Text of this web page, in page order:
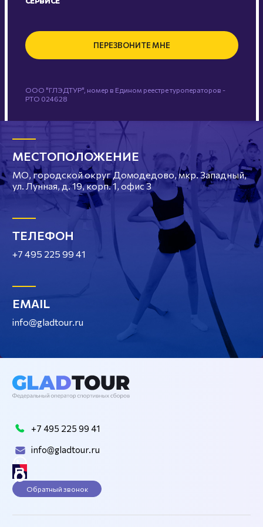
ПЕРЕЗВОНИТЕ МНЕ
ООО "ГЛЭДТУР", номер в Едином реестре туроператоров -
РТО 024628
МЕСТОПОЛОЖЕНИЕ
МО, городской округ Домодедово, мкр. Западный,
ул. Лунная, д. 19, корп. 1, офис 3
ТЕЛЕФОН
+7 495 225 99 41
EMAIL
info@gladtour.ru
+7 495 225 99 41
info@gladtour.ru
Обратный звонок